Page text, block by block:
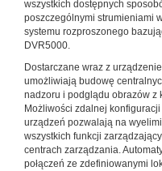
wszystkich dostępnych
poszczególnymi strumieniami
systemu rozproszonego
DVR5000.
Dostarczane wraz z
umożliwiają budowę
nadzoru i podglądu obrazów z
Możliwości zdalnej
urządzeń pozwalają na
wszystkich funkcji
centrach zarządzania.
połączeń ze zdefiniowanymi